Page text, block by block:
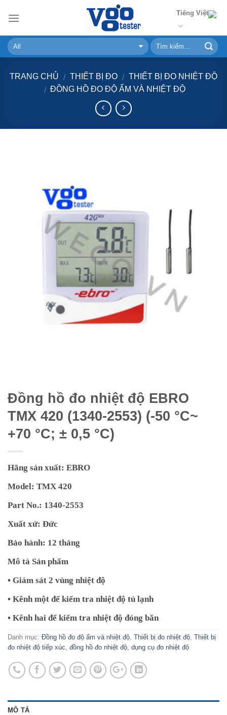
Tiếng Việt
TRANG CHỦ / THIẾT BỊ ĐO / THIẾT BỊ ĐO NHIỆT ĐỘ
/ ĐỒNG HỒ ĐO ĐỘ ẨM VÀ NHIỆT ĐỘ
Đồng hồ đo nhiệt độ EBRO
TMX 420 (1340-2553) (-50 °C~
+70 °C; ± 0,5 °C)
Hãng sản xuất: EBRO
Model: TMX 420
Part No.: 1340-2553
Xuất xứ: Đức
Bảo hành: 12 tháng
Mô tả Sản phẩm
• Giám sát 2 vùng nhiệt độ
• Kênh một để kiểm tra nhiệt độ tủ lạnh
• Kênh hai để kiểm tra nhiệt độ đóng băn
Danh mục: Đồng hồ đo độ ẩm và nhiệt độ, Thiết bị đo nhiệt độ, Thiết bị
đo nhiệt độ tiếp xúc, đồng hồ đo nhiệt độ, dụng cụ đo nhiệt độ
MÔ TẢ